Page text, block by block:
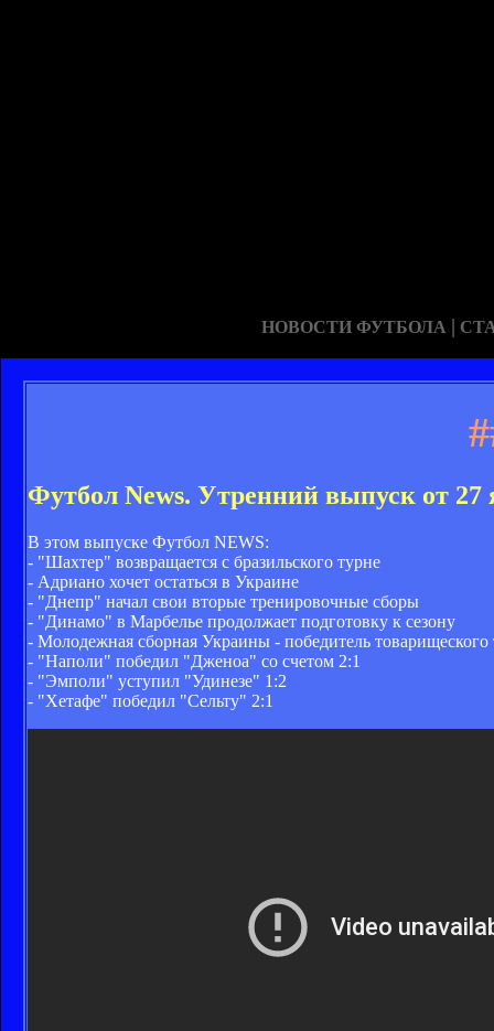
НОВОСТИ ФУТБОЛА |
Футбол News. Утренний выпуск от 27
В этом выпуске Футбол NEWS:
- "Шахтер" возвращается с бразильского турне
- Адриано хочет остаться в Украине
- "Днепр" начал свои вторые тренировочные сборы
- "Динамо" в Марбелье продолжает подготовку к сезону
- Молодежная сборная Украины - победитель
- "Наполи" победил "Дженоа" со счетом 2:1
- "Эмполи" уступил "Удинезе" 1:2
- "Хетафе" победил "Сельту" 2:1